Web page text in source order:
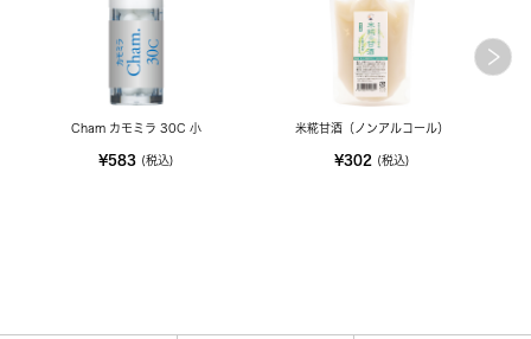
Cham カモミラ 30C 小
¥583 (税込)
米糀甘酒（ノンアルコール）
¥302 (税込)